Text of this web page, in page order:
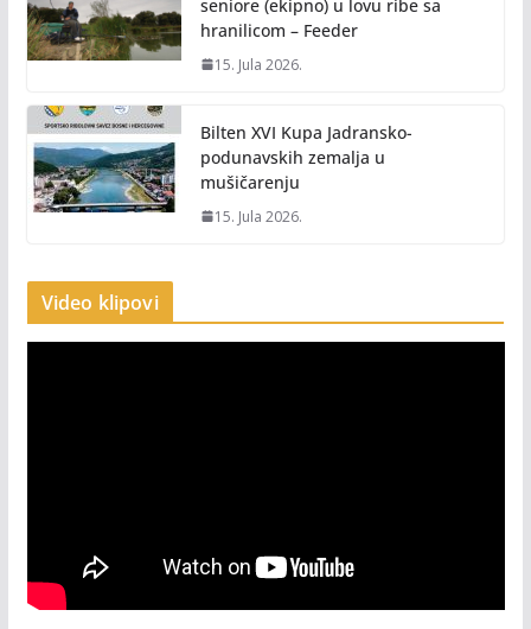
seniore (ekipno) u lovu ribe sa
hranilicom – Feeder
15. Jula 2026.
Bilten XVI Kupa Jadransko-
podunavskih zemalja u
mušičarenju
15. Jula 2026.
Video klipovi